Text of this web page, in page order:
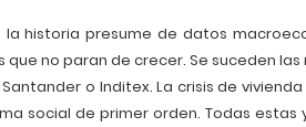
historia presume de datos
no paran de crecer. Se suceden
o Inditex. La crisis de
social de primer orden. Todas estas